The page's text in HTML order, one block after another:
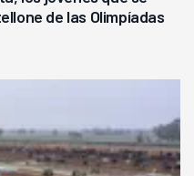
de las Olimpíadas